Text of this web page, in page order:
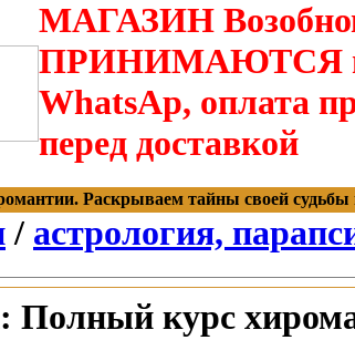
МАГАЗИН
ПРИНИМАЮТСЯ по
WhatsAp, оплата
перед доставкой
Раскрываем тайны своей судьбы
/ астрология,
Полный курс